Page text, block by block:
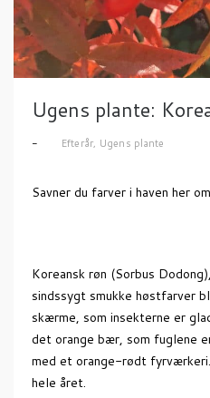
Ugens plante:
Efterår, Ugens plante
Savner du farver i haven her
Koreansk røn (Sorbus
sindssygt smukke høstfarver
skærme, som insekterne er
det orange bær, som fuglene
med et orange-rødt
hele året.